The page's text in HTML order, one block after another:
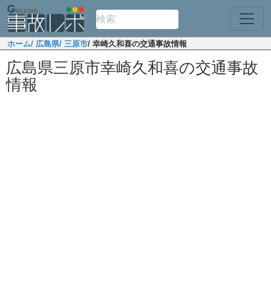
ホーム/ 広島県/ 三原市/ 幸崎久和喜の交通事故情報
広島県三原市幸崎久和喜の交通事故
情報